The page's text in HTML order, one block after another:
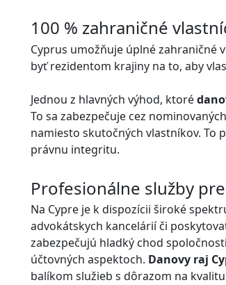
100 % zahraničné
Cyprus umožňuje úplné zahraničné
byť rezidentom krajiny na to, aby
Jednou z hlavných výhod, ktoré
To sa zabezpečuje cez
namiesto skutočných vlastníkov. To
právnu integritu.
Profesionálne služby
Na Cypre je k dispozícii široké
advokátskych kancelárií či
zabezpečujú hladký chod
účtovných aspektoch. Danovy raj
balíkom služieb s dôrazom na